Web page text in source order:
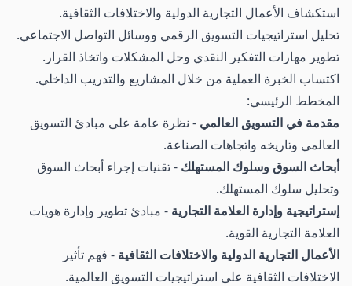
استكشاف الأعمال التجارية الدولية والاختلافات الثقافية.
تحليل استراتيجيات التسويق الرقمي ووسائل التواصل الاجتماعي.
تطوير مهارات التفكير النقدي وحل المشكلات واتخاذ القرار.
اكتساب الخبرة العملية من خلال المشاريع والتدريب الداخلي.
المخطط الرئيسي:
مقدمة في التسويق العالمي - نظرة عامة على مبادئ التسويق
العالمي وتاريخه واتجاهات الصناعة.
أبحاث السوق وسلوك المستهلك - تقنيات إجراء أبحاث السوق
وتحليل سلوك المستهلك.
إستراتيجية وإدارة العلامة التجارية - مبادئ تطوير وإدارة هويات
العلامة التجارية القوية.
الأعمال التجارية الدولية والاختلافات الثقافية - فهم تأثير
الاختلافات الثقافية على استراتيجيات التسويق العالمية.